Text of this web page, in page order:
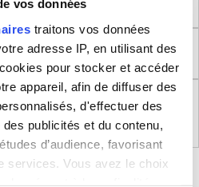
vos données
traitons vos données
adresse IP, en utilisant des
pour stocker et accéder
appareil, afin de diffuser des
d'effectuer des
publicités et du contenu,
d’audience, favorisant
services. Vous avez le choix
relatifs à la Sécurité